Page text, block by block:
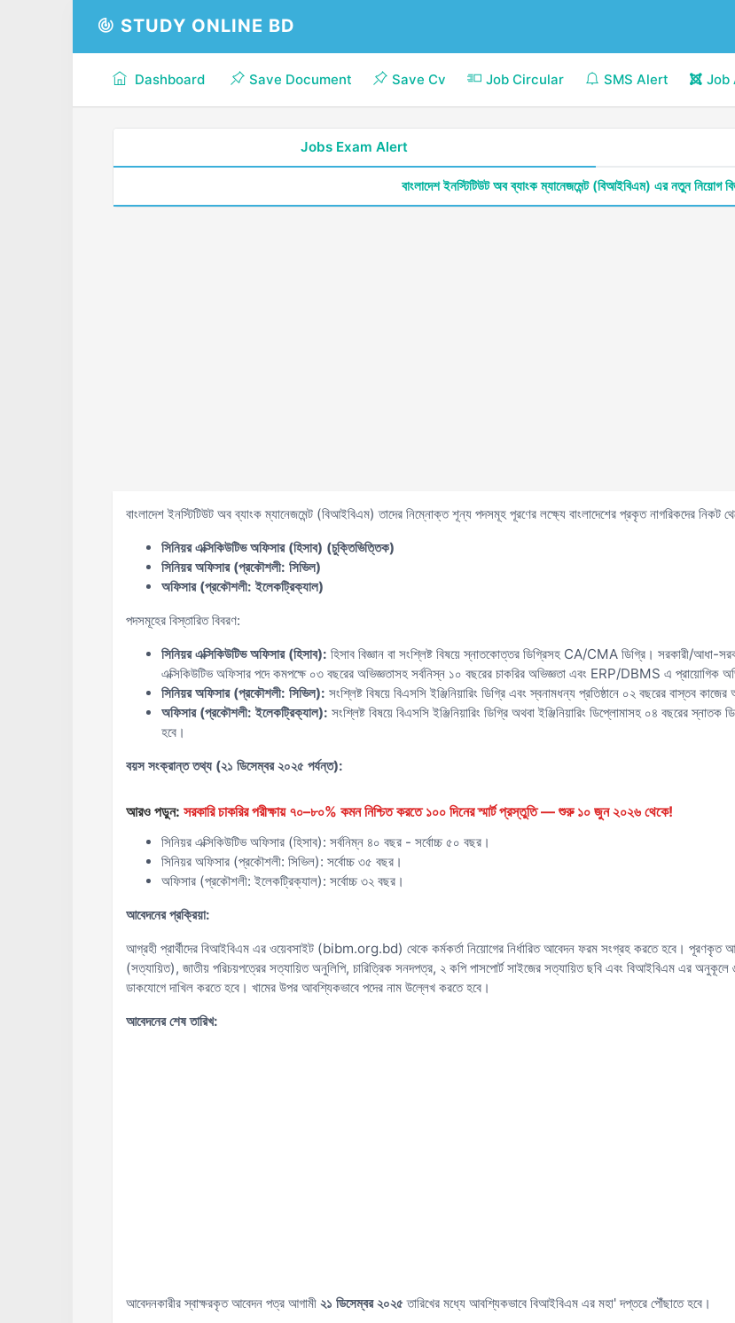
STUDY ONLINE BD
Dashboard Save Document Save Cv Job Circular SMS Alert Job
Jobs Exam Alert
বাংলাদেশ ইনস্টিটিউট অব ব্যাংক ম্যানেজমেন্ট (বিআইবিএম) এর নতুন নিয়োগ
বাংলাদেশ ইনস্টিটিউট অব ব্যাংক ম্যানেজমেন্ট (বিআইবিএম) তাদের নিম্নোক্ত শূন্য পদসমূহ পূরণের লক্ষ্যে বাংলাদেশের প্রকৃত নাগরিকদের
সিনিয়র এক্সিকিউটিভ অফিসার (হিসাব) (চুক্তিভিত্তিক)
সিনিয়র অফিসার (প্রকৌশলী: সিভিল)
অফিসার (প্রকৌশলী: ইলেকট্রিক্যাল)
পদসমূহের বিস্তারিত বিবরণ:
সিনিয়র এক্সিকিউটিভ অফিসার (হিসাব): হিসাব বিজ্ঞান বা সংশ্লিষ্ট বিষয়ে স্নাতকোত্তর ডিগ্রিসহ CA/CMA ডিগ্রি। সরকারী/আধা-
এক্সিকিউটিভ অফিসার পদে কমপক্ষে ০৩ বছরের অভিজ্ঞতাসহ সর্বনিস্ন ১০ বছরের চাকরির অভিজ্ঞতা এবং ERP/DBMS এ প্রায়োগিক
সিনিয়র অফিসার (প্রকৌশলী: সিভিল): সংশ্লিষ্ট বিষয়ে বিএসসি ইঞ্জিনিয়ারিং ডিগ্রি এবং স্বনামধন্য প্রতিষ্ঠানে ০২ বছরের
অফিসার (প্রকৌশলী: ইলেকট্রিক্যাল): সংশ্লিষ্ট বিষয়ে বিএসসি ইঞ্জিনিয়ারিং ডিগ্রি অথবা ইঞ্জিনিয়ারিং ডিপ্লোমাসহ ০৪ বছরের
হবে।
বয়স সংক্রান্ত তথ্য (২১ ডিসেম্বর ২০২৫ পর্যন্ত):
আরও পড়ুন: সরকারি চাকরির পরীক্ষায় ৭০–৮০% কমন নিশ্চিত করতে ১০০ দিনের স্মার্ট প্রস্তুতি — শুরু ১০ জুন ২০২৬ থেকে!
সিনিয়র এক্সিকিউটিভ অফিসার (হিসাব): সর্বনিম্ন ৪০ বছর - সর্বোচ্চ ৫০ বছর।
সিনিয়র অফিসার (প্রকৌশলী: সিভিল): সর্বোচ্চ ৩৫ বছর।
অফিসার (প্রকৌশলী: ইলেকট্রিক্যাল): সর্বোচ্চ ৩২ বছর।
আবেদনের প্রক্রিয়া:
আগ্রহী প্রার্থীদের বিআইবিএম এর ওয়েবসাইট (bibm.org.bd) থেকে কর্মকর্তা নিয়োগের নির্ধারিত আবেদন ফরম সংগ্রহ করতে হবে। পূরণকৃত
(সত্যায়িত), জাতীয় পরিচয়পত্রের সত্যায়িত অনুলিপি, চারিত্রিক সনদপত্র, ২ কপি পাসপোর্ট সাইজের সত্যায়িত ছবি এবং বিআইবিএম এর
ডাকযোগে দাখিল করতে হবে। খামের উপর আবশ্যিকভাবে পদের নাম উল্লেখ করতে হবে।
আবেদনের শেষ তারিখ:
আবেদনকারীর স্বাক্ষরকৃত আবেদন পত্র আগামী ২১ ডিসেম্বর ২০২৫ তারিখের মধ্যে আবশ্যিকভাবে বিআইবিএম এর মহা' দপ্তরে পৌঁছাতে হবে।